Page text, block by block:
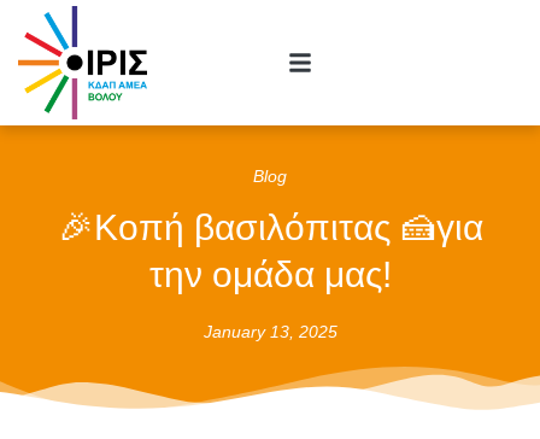
Blog
🎉Κοπή βασιλόπιτας 🍰για
την ομάδα μας!
January 13, 2025